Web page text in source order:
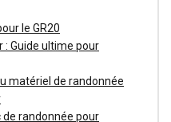
le GR20
Guide ultime pour
matériel de randonnée
de randonnée pour